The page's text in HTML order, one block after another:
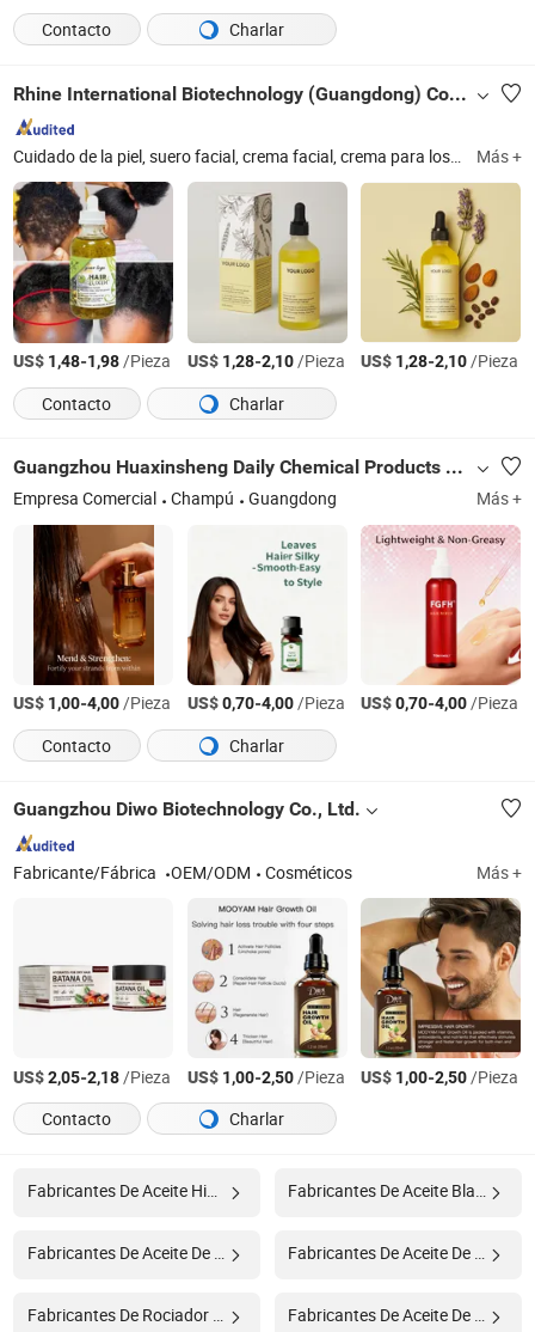
Contacto
Charlar
Rhine International Biotechnology (Guangdong) Co., Ltd.
Cuidado de la piel, suero facial, crema facial, crema para los ojos, loción corporal, cosméticos, maquillaje, lápiz labial, brillo labial, bálsamo labial Más +
US$ 1,48-1,98/Pieza US$ 1,28-2,10/Pieza US$ 1,28-2,10/Pieza
Contacto
Charlar
Guangzhou Huaxinsheng Daily Chemical Products Co., Ltd.
Empresa Comercial Champú Guangdong Más +
US$ 1,00-4,00/Pieza US$0,70-4,00/Pieza US$0,70-4,00/Pieza
Contacto
Charlar
Guangzhou Diwo Biotechnology Co., Ltd.
Fabricante/Fábrica OEM/ODM Cosméticos Más +
US$2,05-2,18/Pieza US$ 1,00-2,50/Pieza US$ 1,00-2,50/Pieza
Contacto
Charlar
Fabricantes De Aceite Hidráulico